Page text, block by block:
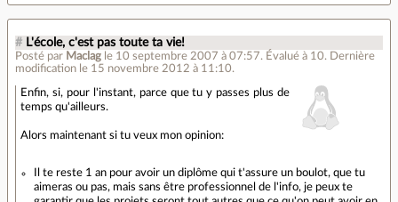
# L'école, c'est pas toute ta vie!
Posté par Maclag le 10 septembre 2007 à 07:57. Évalué à 10. Dernière
modification le 15 novembre 2012 à 11:10.
Enfin, si, pour l'instant, parce que tu y passes plus de
temps qu'ailleurs.
Alors maintenant si tu veux mon opinion:
Il te reste 1 an pour avoir un diplôme qui t'assure un boulot, que tu
aimeras ou pas, mais sans être professionnel de l'info, je peux te